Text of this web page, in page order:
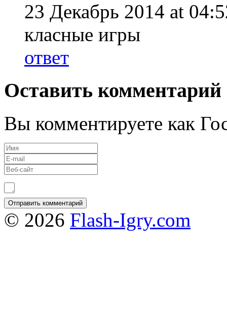
23 Декабрь 2014 at
класные игры
ответ
Оставить комментарий
Вы комментируете как
© 2026 Flash-Igry.com